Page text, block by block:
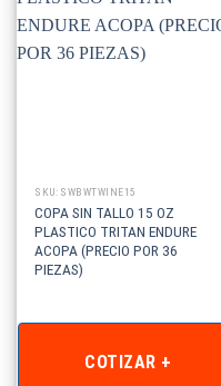
SKU: SWBWTWINE15
COPA SIN TALLO 15 OZ
PLASTICO TRITAN ENDURE
ACOPA (PRECIO POR 36
PIEZAS)
COTIZAR +